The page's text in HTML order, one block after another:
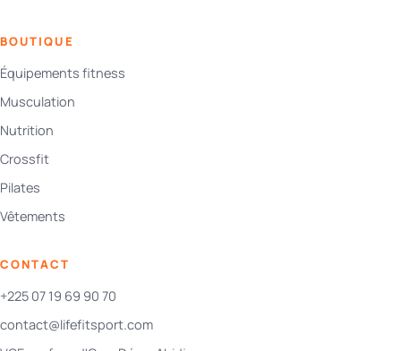
BOUTIQUE
Équipements fitness
Musculation
Nutrition
Crossfit
Pilates
Vêtements
CONTACT
+225 07 19 69 90 70
contact@lifefitsport.com